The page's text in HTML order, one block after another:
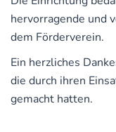
hervorragende und
dem Förderverein.
Ein herzliches
die durch ihren
gemacht hatten.